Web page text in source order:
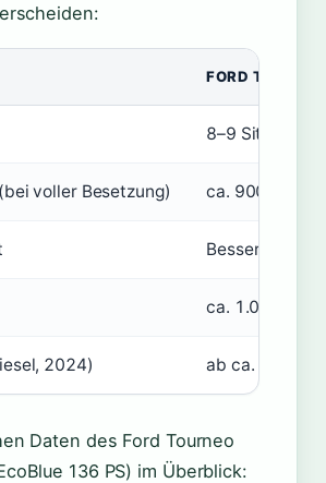
FORD
8–9
voller Besetzung) ca. 900 Liter
Bessere
ca. 1.000 kg
2024) ab ca. 60.000
Daten des Ford Tourneo
136 PS) im Überblick: